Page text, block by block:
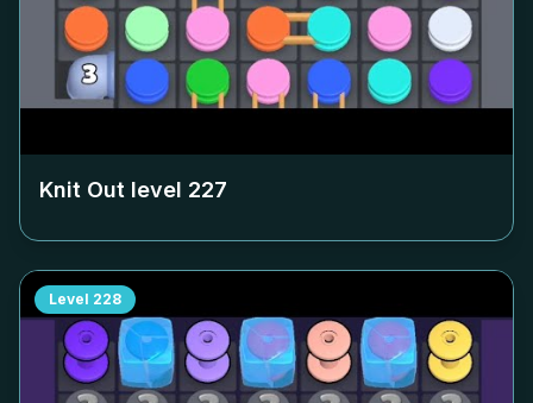
Knit Out level 227
Level 228